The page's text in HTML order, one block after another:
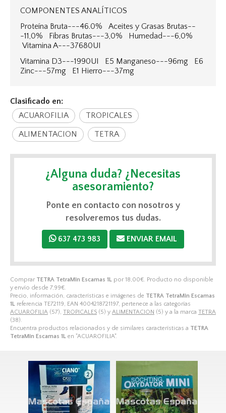
Comprar TETRA TetraMin Escamas 1L por 18,00€ . Producto no disponible
y envío desde 7,99€
Precio, información, características e imágenes de TETRA TetraMin Escamas
1L referencia TE72119, EAN 4004218721197, pertenece a las categorías
ACUAROFILIA (57), TROPICALES (5) y ALIMENTACION (5) y a la marca TETRA
(38).
Encuentra productos relacionados y de similares características a TETRA
TetraMin Escamas 1L en "ACUAROFILIA".
COMPONENTES ANALÍTICOS
Proteína Bruta---46.0% Aceites y Grasas Brutas--
-11,0% Fibras Brutas---3,0% Humedad---6,0%
Vitamina A---37680UI
Vitamina D3---1990UI E5 Manganeso---96mg E6
Zinc---57mg E1 Hierro---37mg
Clasificado en:
ACUAROFILIA
TROPICALES
ALIMENTACION TETRA
¿Alguna duda? ¿Necesitas
asesoramiento?
Ponte en contacto con nosotros y
resolveremos tus dudas.
637 473 983 ENVIAR EMAIL